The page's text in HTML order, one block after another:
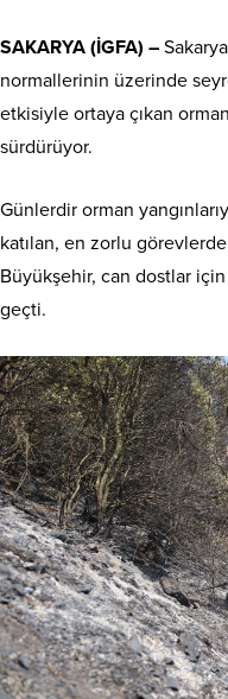
SAKARYA (İGFA) –
normallerinin üzerinde
etkisiyle ortaya çıkan
sürdürüyor.
Günlerdir orman
katılan, en zorlu
Büyükşehir, can dostlar
geçti.